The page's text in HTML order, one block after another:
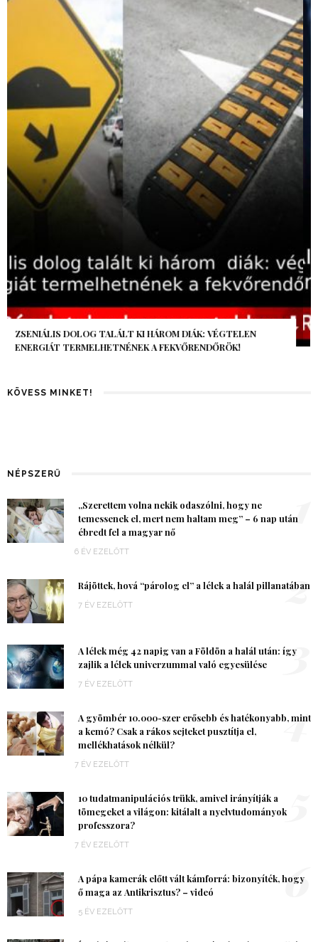
AZ AI-VILÁGVÉGE ÁRNYÉKA, CSAK PÁR ÓRA VOLT, MÉGIS AZ
EGÉSZ VILÁG MEGÉREZTE…
KÖVESS MINKET!
NÉPSZERŰ
„Szerettem volna nekik odaszólni, hogy ne
temessenek el, mert nem haltam meg” – 6 nap után
ébredt fel a magyar nő
6 ÉV EZELŐTT
1
Rájöttek, hová “párolog el” a lélek a halál pillanatában
7 ÉV EZELŐTT 2
A lélek még 42 napig van a Földön a halál után: így
zajlik a lélek univerzummal való egyesülése
7 ÉV EZELŐTT
3
A gyömbér 10.000-szer erősebb és hatékonyabb, mint
a kemó? Csak a rákos sejteket pusztítja el,
mellékhatások nélkül?
7 ÉV EZELŐTT
4
10 tudatmanipulációs trükk, amivel irányítják a
tömegeket a világon: kitálalt a nyelvtudományok
professzora?
7 ÉV EZELŐTT
A pápa kamerák előtt vált kámforrá: bizonyíték, hogy
ő maga az Antikrisztus? – videó
5 ÉV EZELŐTT
6